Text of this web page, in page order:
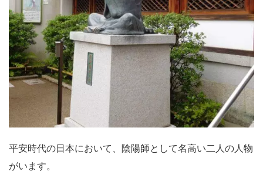
平安時代の日本において、陰陽師として名高い二人の人物
がいます。